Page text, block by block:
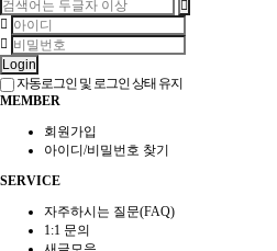
Login
자동로그인 및 로그인 상태 유지
MEMBER
회원가입
아이디/비밀번호 찾기
SERVICE
자주하시는 질문(FAQ)
1:1 문의